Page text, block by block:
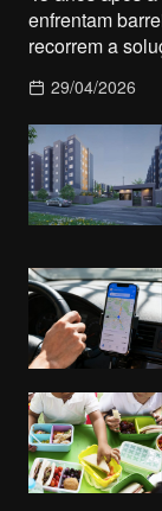
enfrentam
recorrem a
29/04/2026